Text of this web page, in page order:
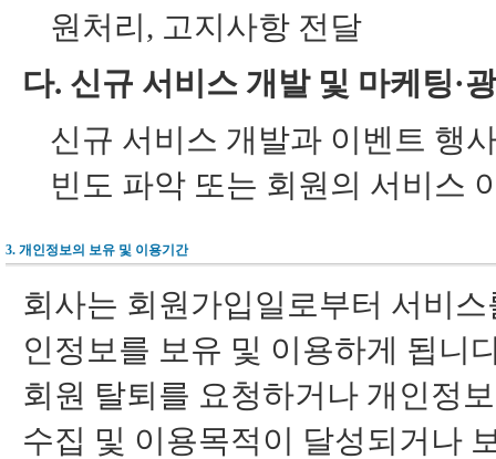
원처리, 고지사항 전달
다. 신규 서비스 개발 및 마케팅·
신규 서비스 개발과 이벤트 행
빈도 파악 또는 회원의 서비스
3. 개인정보의 보유 및 이용기간
회사는 회원가입일로부터 서비
인정보를 보유 및 이용하게 됩니
회원 탈퇴를 요청하거나 개인정
수집 및 이용목적이 달성되거나